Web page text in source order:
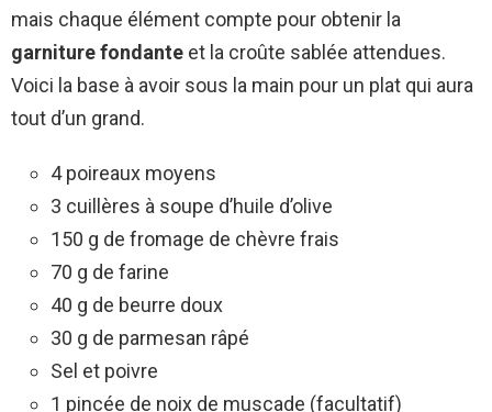
mais chaque élément compte pour obtenir la
garniture fondante et la croûte sablée attendues.
Voici la base à avoir sous la main pour un plat qui aura
tout d’un grand.
4 poireaux moyens
3 cuillères à soupe d’huile d’olive
150 g de fromage de chèvre frais
70 g de farine
40 g de beurre doux
30 g de parmesan râpé
Sel et poivre
1 pincée de noix de muscade (facultatif)